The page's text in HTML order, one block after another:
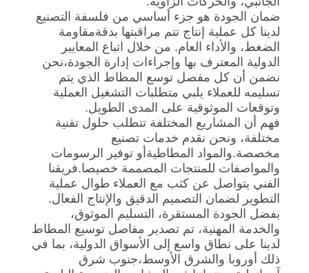
ضمان الجودة هو جزء أساسي من فلسفة التصنيع
لدينا كل عملية إنتاج تتم مراقبتها بدقةمقاومة
الضغط، والأداء العام. من خلال اتباع المعايير
الدولية المعترف بها وإجراءات إدارة الجودة،نحن
نضمن أن كل مفصل توسع المطاط الذي يتم
تسليمه للعملاء يلبي متطلبات التشغيل العملية
وتوقعات الموثوقية على المدى الطويل.
فهم أن المشاريع المختلفة تتطلب حلول تقنية
مختلفة، ونحن نقدم خدمات تصنيع
مخصصة.والمواد المطاطيةأو توفير الرسومات
والمواصفات للمنتجات المصممة خصيصا.فريقنا
الفني يتواصل عن كثب مع العملاء طوال عملية
التطوير لضمان التصميم الدقيق والإنتاج الفعال.
بفضل الجودة المستقرة، التسليم الموثوق،
والخدمة المهنية، تم تصدير مفاصل توسيع المطاط
لدينا على نطاق واسع إلى الأسواق الدولية، بما في
ذلك أوروبا والشرق الأوسط،جنوب شرق